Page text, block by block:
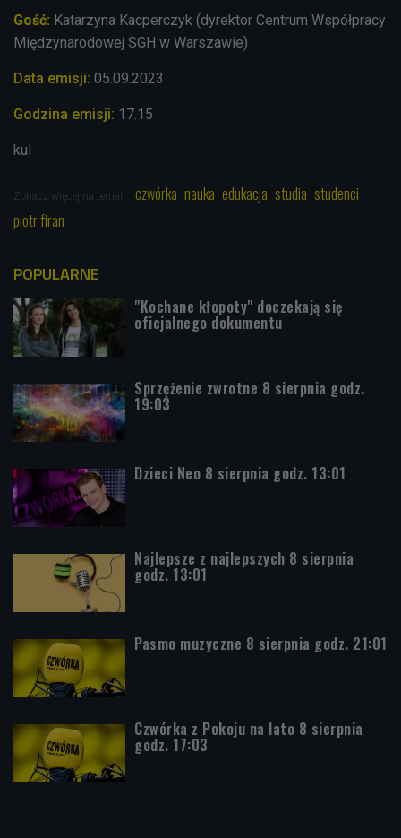
Gość: Katarzyna Kacperczyk (dyrektor Centrum Współpracy
Międzynarodowej SGH w Warszawie)
Data emisji: 05.09.2023
Godzina emisji: 17.15
kul
Zobacz więcej na temat: czwórka nauka edukacja studia studenci
piotr firan
POPULARNE
"Kochane kłopoty" doczekają się
oficjalnego dokumentu
Sprzężenie zwrotne 8 sierpnia godz.
19:03
Dzieci Neo 8 sierpnia godz. 13:01
Najlepsze z najlepszych 8 sierpnia
godz. 13:01
Pasmo muzyczne 8 sierpnia godz. 21:01
Czwórka z Pokoju na lato 8 sierpnia
godz. 17:03